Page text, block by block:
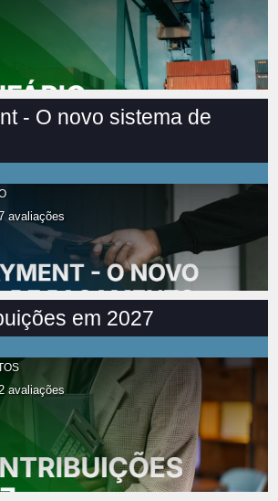
- O novo sistema de
avaliações
em 2027
avaliações